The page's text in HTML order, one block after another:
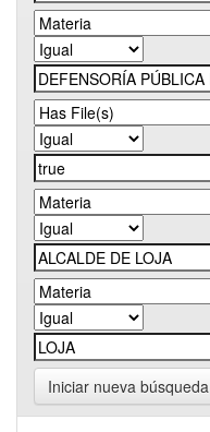
Iniciar nueva búsqueda